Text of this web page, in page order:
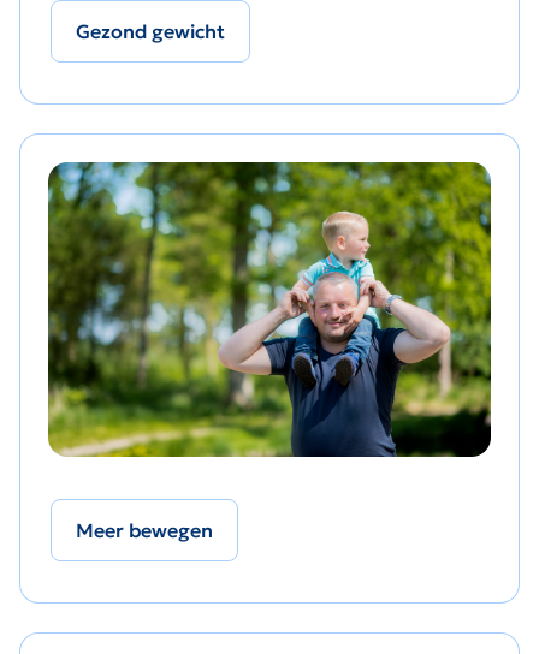
Gezond gewicht
Meer bewegen